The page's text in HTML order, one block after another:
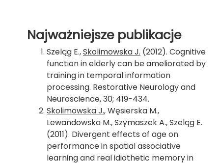
Najważniejsze publikacje
Szeląg E.,Skolimowska J. (2012). Cognitive
function in elderly can be ameliorated by
training in temporal information
processing. Restorative Neurology and
Neuroscience, 30; 419-434.
Skolimowska J., Węsierska M.,
Lewandowska M., Szymaszek A., Szeląg E.
(2011). Divergent effects of age on
performance in spatial associative
learning and real idiothetic memory in